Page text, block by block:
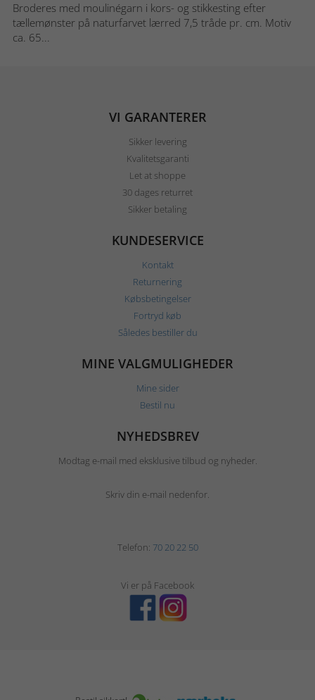
Broderes med moulinégarn i kors- og stikkesting efter
tællemønster på naturfarvet lærred 7,5 tråde pr. cm. Motiv
ca. 65...
VI GARANTERER
Sikker levering
Kvalitetsgaranti
Let at shoppe
30 dages returret
Sikker betaling
KUNDESERVICE
Kontakt
Returnering
Købsbetingelser
Fortryd køb
Således bestiller du
MINE VALGMULIGHEDER
Mine sider
Bestil nu
NYHEDSBREV
Modtag e-mail med eksklusive tilbud og nyheder.
Skriv din e-mail nedenfor.
Telefon: 70 20 22 50
Vi er på Facebook